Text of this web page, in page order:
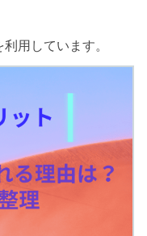
用しています。